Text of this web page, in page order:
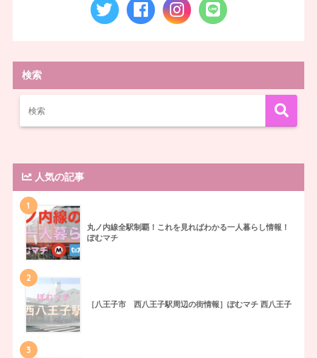
検索
人気の記事
1
丸ノ内線全駅制覇！これを見ればわかる一人暮らし情報！
ぽむマチ
2
［八王子市 西八王子駅周辺の街情報］ぽむマチ 西八王子
3